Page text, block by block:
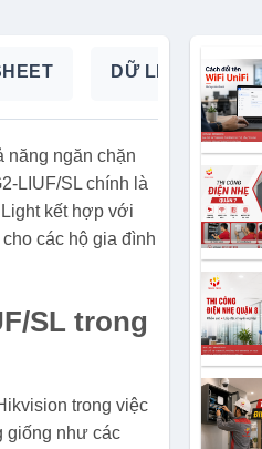
DỮ LIỆU DỰ ÁN
năng ngăn chặn
LIUF/SL chính là
kết hợp với
các hộ gia đình
SL trong
trong việc
giống như các